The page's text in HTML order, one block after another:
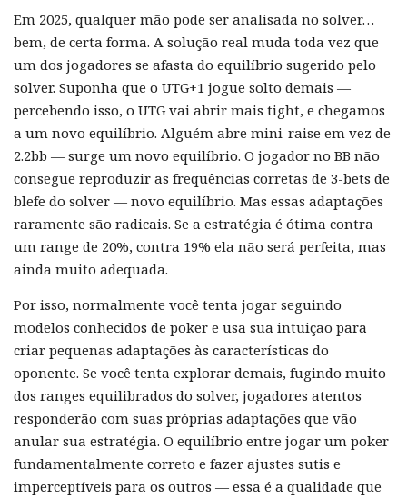
Em 2025, qualquer mão pode ser analisada no solver…
bem, de certa forma. A solução real muda toda vez que
um dos jogadores se afasta do equilíbrio sugerido pelo
solver. Suponha que o UTG+1 jogue solto demais —
percebendo isso, o UTG vai abrir mais tight, e chegamos
a um novo equilíbrio. Alguém abre mini-raise em vez de
2.2bb — surge um novo equilíbrio. O jogador no BB não
consegue reproduzir as frequências corretas de 3-bets de
blefe do solver — novo equilíbrio. Mas essas adaptações
raramente são radicais. Se a estratégia é ótima contra
um range de 20%, contra 19% ela não será perfeita, mas
ainda muito adequada.
Por isso, normalmente você tenta jogar seguindo
modelos conhecidos de poker e usa sua intuição para
criar pequenas adaptações às características do
oponente. Se você tenta explorar demais, fugindo muito
dos ranges equilibrados do solver, jogadores atentos
responderão com suas próprias adaptações que vão
anular sua estratégia. O equilíbrio entre jogar um poker
fundamentalmente correto e fazer ajustes sutis e
imperceptíveis para os outros — essa é a qualidade que